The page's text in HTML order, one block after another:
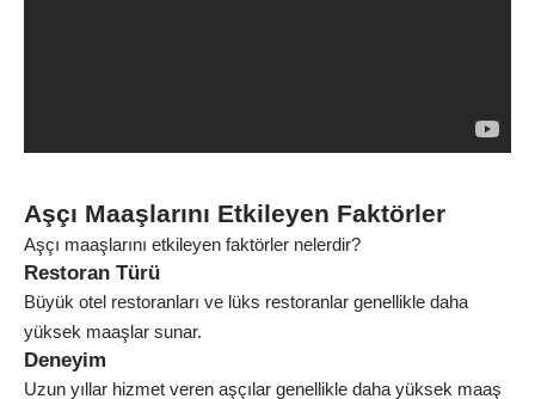
Aşçı Maaşlarını Etkileyen Faktörler
Aşçı maaşlarını etkileyen faktörler nelerdir?
Restoran Türü
Büyük otel restoranları ve lüks restoranlar genellikle daha
yüksek maaşlar sunar.
Deneyim
Uzun yıllar hizmet veren aşçılar genellikle daha yüksek maaş